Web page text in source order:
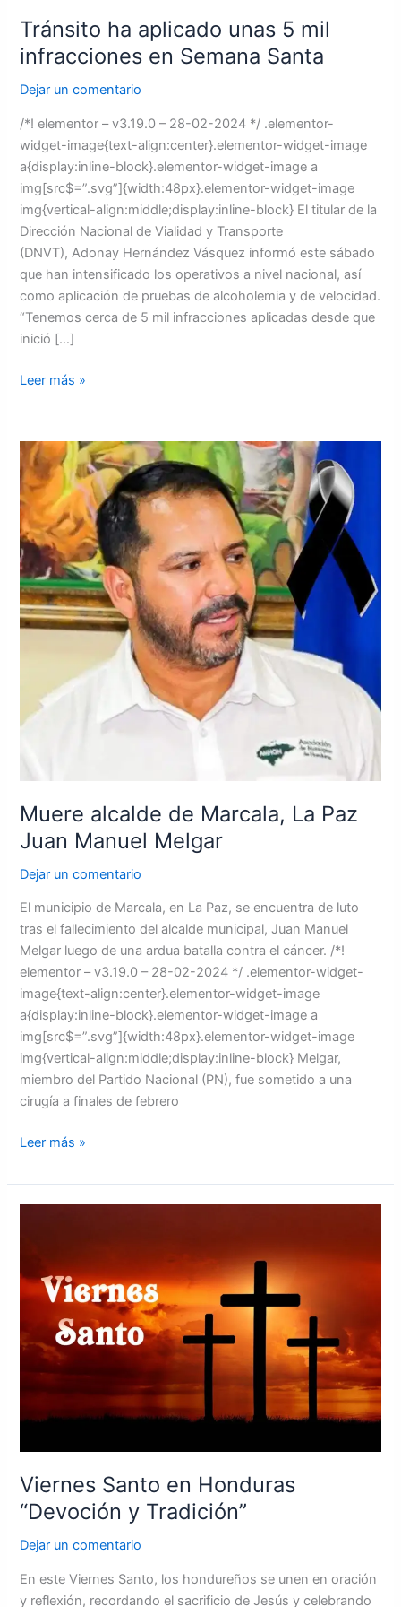
Tránsito ha aplicado unas 5 mil
infracciones en Semana Santa
Dejar un comentario
/*! elementor – v3.19.0 – 28-02-2024 */ .elementor-
widget-image{text-align:center}.elementor-widget-image
a{display:inline-block}.elementor-widget-image a
img[src$=”.svg”]{width:48px}.elementor-widget-image
img{vertical-align:middle;display:inline-block} El titular de la
Dirección Nacional de Vialidad y Transporte
(DNVT), Adonay Hernández Vásquez informó este sábado
que han intensificado los operativos a nivel nacional, así
como aplicación de pruebas de alcoholemia y de velocidad.
“Tenemos cerca de 5 mil infracciones aplicadas desde que
inició […]
Leer más »
Muere alcalde de Marcala, La Paz
Juan Manuel Melgar
Dejar un comentario
El municipio de Marcala, en La Paz, se encuentra de luto
tras el fallecimiento del alcalde municipal, Juan Manuel
Melgar luego de una ardua batalla contra el cáncer. /*!
elementor – v3.19.0 – 28-02-2024 */ .elementor-widget-
image{text-align:center}.elementor-widget-image
a{display:inline-block}.elementor-widget-image a
img[src$=”.svg”]{width:48px}.elementor-widget-image
img{vertical-align:middle;display:inline-block} Melgar,
miembro del Partido Nacional (PN), fue sometido a una
cirugía a finales de febrero
Muere
alcalde
de
Marcala,
La
Paz
Juan
Manuel
Melgar
Leer más »
Viernes Santo en Honduras
“Devoción y Tradición”
Dejar un comentario
En este Viernes Santo, los hondureños se unen en oración
y reflexión, recordando el sacrificio de Jesús y celebrando
Honduras
“Devoción
y
Tradición”